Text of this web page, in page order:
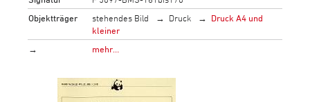
Objektträger
stehendes Bild Druck
Druck A4 und
kleiner
→
mehr…